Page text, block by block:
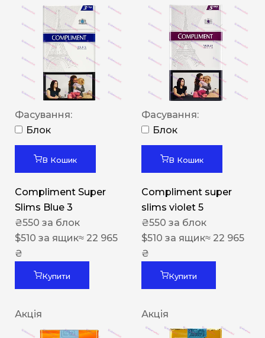
Фасування:
Блок
В Кошик
Compliment Super
Slims Blue 3
₴550 за блок
$510 за ящик≈ 22 965
₴
Купити
Фасування:
Блок
В Кошик
Compliment super
slims violet 5
₴550 за блок
$510 за ящик≈ 22 965
₴
Купити
Акція Акція